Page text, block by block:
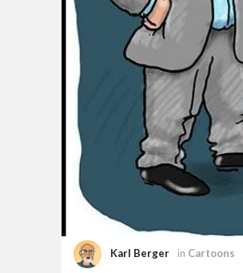
Karl Berger in Cartoons